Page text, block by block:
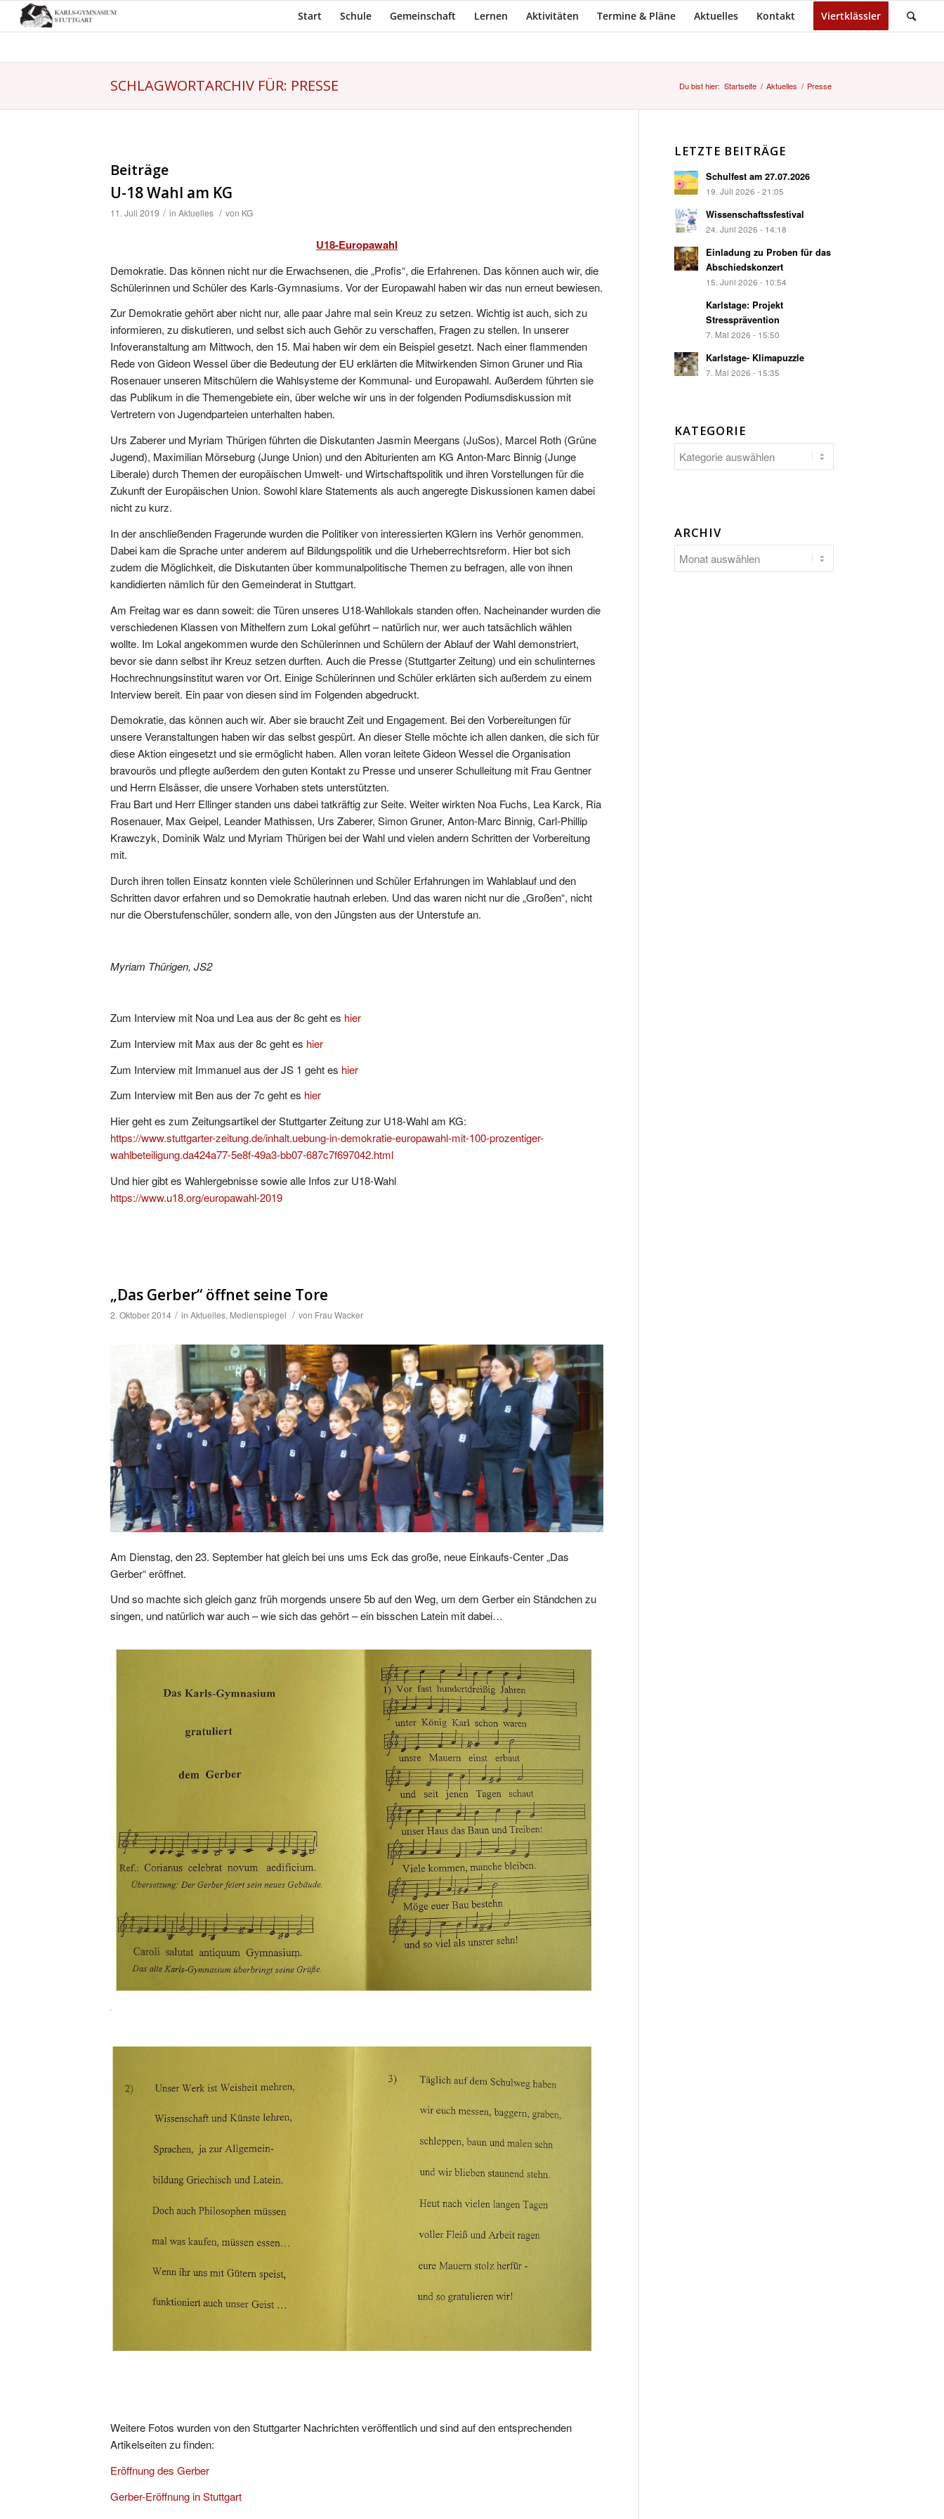
Start Schule Gemeinschaft Lernen Aktivitäten Termine & Pläne Aktuelles Kontakt Viertklässler
SCHLAGWORTARCHIV FÜR: PRESSE Du bist hier: Startseite / Aktuelles / Presse
Beiträge
U-18 Wahl am KG
11. Juli 2019 / in Aktuelles / von KG
U18-Europawahl
Demokratie. Das können nicht nur die Erwachsenen, die „Profis“, die Erfahrenen. Das können auch wir, die
Schülerinnen und Schüler des Karls-Gymnasiums. Vor der Europawahl haben wir das nun erneut bewiesen.
Zur Demokratie gehört aber nicht nur, alle paar Jahre mal sein Kreuz zu setzen. Wichtig ist auch, sich zu
informieren, zu diskutieren, und selbst sich auch Gehör zu verschaffen, Fragen zu stellen. In unserer
Infoveranstaltung am Mittwoch, den 15. Mai haben wir dem ein Beispiel gesetzt. Nach einer flammenden
Rede von Gideon Wessel über die Bedeutung der EU erklärten die Mitwirkenden Simon Gruner und Ria
Rosenauer unseren Mitschülern die Wahlsysteme der Kommunal- und Europawahl. Außerdem führten sie
das Publikum in die Themengebiete ein, über welche wir uns in der folgenden Podiumsdiskussion mit
Vertretern von Jugendparteien unterhalten haben.
Urs Zaberer und Myriam Thürigen führten die Diskutanten Jasmin Meergans (JuSos), Marcel Roth (Grüne
Jugend), Maximilian Mörseburg (Junge Union) und den Abiturienten am KG Anton-Marc Binnig (Junge
Liberale) durch Themen der europäischen Umwelt- und Wirtschaftspolitik und ihren Vorstellungen für die
Zukunft der Europäischen Union. Sowohl klare Statements als auch angeregte Diskussionen kamen dabei
nicht zu kurz.
In der anschließenden Fragerunde wurden die Politiker von interessierten KGlern ins Verhör genommen.
Dabei kam die Sprache unter anderem auf Bildungspolitik und die Urheberrechtsreform. Hier bot sich
zudem die Möglichkeit, die Diskutanten über kommunalpolitische Themen zu befragen, alle von ihnen
kandidierten nämlich für den Gemeinderat in Stuttgart.
Am Freitag war es dann soweit: die Türen unseres U18-Wahllokals standen offen. Nacheinander wurden die
verschiedenen Klassen von Mithelfern zum Lokal geführt – natürlich nur, wer auch tatsächlich wählen
wollte. Im Lokal angekommen wurde den Schülerinnen und Schülern der Ablauf der Wahl demonstriert,
bevor sie dann selbst ihr Kreuz setzen durften. Auch die Presse (Stuttgarter Zeitung) und ein schulinternes
Hochrechnungsinstitut waren vor Ort. Einige Schülerinnen und Schüler erklärten sich außerdem zu einem
Interview bereit. Ein paar von diesen sind im Folgenden abgedruckt.
Demokratie, das können auch wir. Aber sie braucht Zeit und Engagement. Bei den Vorbereitungen für
unsere Veranstaltungen haben wir das selbst gespürt. An dieser Stelle möchte ich allen danken, die sich für
diese Aktion eingesetzt und sie ermöglicht haben. Allen voran leitete Gideon Wessel die Organisation
bravourös und pflegte außerdem den guten Kontakt zu Presse und unserer Schulleitung mit Frau Gentner
und Herrn Elsässer, die unsere Vorhaben stets unterstützten.
Frau Bart und Herr Ellinger standen uns dabei tatkräftig zur Seite. Weiter wirkten Noa Fuchs, Lea Karck, Ria
Rosenauer, Max Geipel, Leander Mathissen, Urs Zaberer, Simon Gruner, Anton-Marc Binnig, Carl-Phillip
Krawczyk, Dominik Walz und Myriam Thürigen bei der Wahl und vielen andern Schritten der Vorbereitung
mit.
Durch ihren tollen Einsatz konnten viele Schülerinnen und Schüler Erfahrungen im Wahlablauf und den
Schritten davor erfahren und so Demokratie hautnah erleben. Und das waren nicht nur die „Großen“, nicht
nur die Oberstufenschüler, sondern alle, von den Jüngsten aus der Unterstufe an.
Myriam Thürigen, JS2
Zum Interview mit Noa und Lea aus der 8c geht es hier
Zum Interview mit Max aus der 8c geht es hier
Zum Interview mit Immanuel aus der JS 1 geht es hier
Zum Interview mit Ben aus der 7c geht es hier
Hier geht es zum Zeitungsartikel der Stuttgarter Zeitung zur U18-Wahl am KG:
https://www.stuttgarter-zeitung.de/inhalt.uebung-in-demokratie-europawahl-mit-100-prozentiger-
wahlbeteiligung.da424a77-5e8f-49a3-bb07-687c7f697042.html
Und hier gibt es Wahlergebnisse sowie alle Infos zur U18-Wahl
https://www.u18.org/europawahl-2019
„Das Gerber“ öffnet seine Tore
2. Oktober 2014 / in Aktuelles, Medienspiegel / von Frau Wacker
Am Dienstag, den 23. September hat gleich bei uns ums Eck das große, neue Einkaufs-Center „Das
Gerber“ eröffnet.
Und so machte sich gleich ganz früh morgends unsere 5b auf den Weg, um dem Gerber ein Ständchen zu
singen, und natürlich war auch – wie sich das gehört – ein bisschen Latein mit dabei…
Weitere Fotos wurden von den Stuttgarter Nachrichten veröffentlich und sind auf den entsprechenden
Artikelseiten zu finden:
Eröffnung des Gerber
Gerber-Eröffnung in Stuttgart
LETZTE BEITRÄGE
Schulfest am 27.07.2026
19. Juli 2026 - 21:05
Wissenschaftssfestival
24. Juni 2026 - 14:18
Einladung zu Proben für das
Abschiedskonzert
15. Juni 2026 - 10:54
Karlstage: Projekt
Stressprävention
7. Mai 2026 - 15:50
Karlstage- Klimapuzzle
7. Mai 2026 - 15:35
KATEGORIE
Kategorie
ARCHIV